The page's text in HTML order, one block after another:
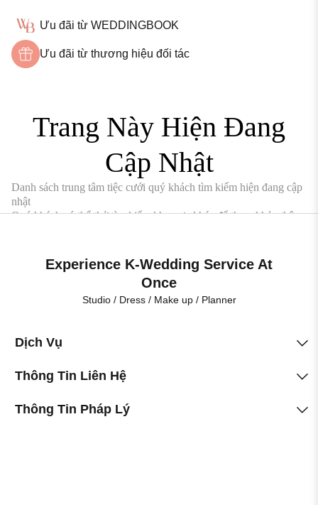
Ưu đãi từ WEDDINGBOOK
Ưu đãi từ thương hiệu đối tác
Trang Này Hiện Đang
Cập Nhật
Danh sách trung tâm tiệc cưới quý khách tìm kiếm hiện đang cập
nhật
Quý khách có thể thử tìm kiếm khu vực khác để tham khảo thêm
Experience K-Wedding Service At
Once
Studio / Dress / Make up / Planner
Dịch Vụ
Thông Tin Liên Hệ
Thông Tin Pháp Lý